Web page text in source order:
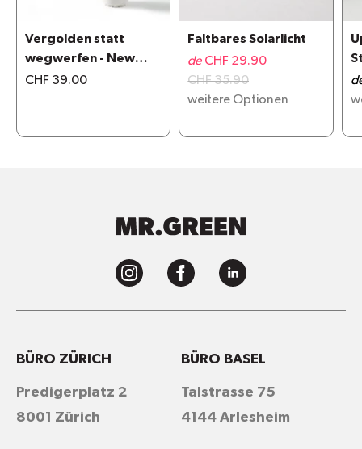
Vergolden statt
wegwerfen - New
Kintsugi repair kit
CHF 39.00
Faltbares Solarlicht
de CHF 29.90
CHF 35.90
weitere Optionen
BÜRO ZÜRICH
Predigerplatz 2
8001 Zürich
BÜRO BASEL
Talstrasse 75
4144 Arlesheim